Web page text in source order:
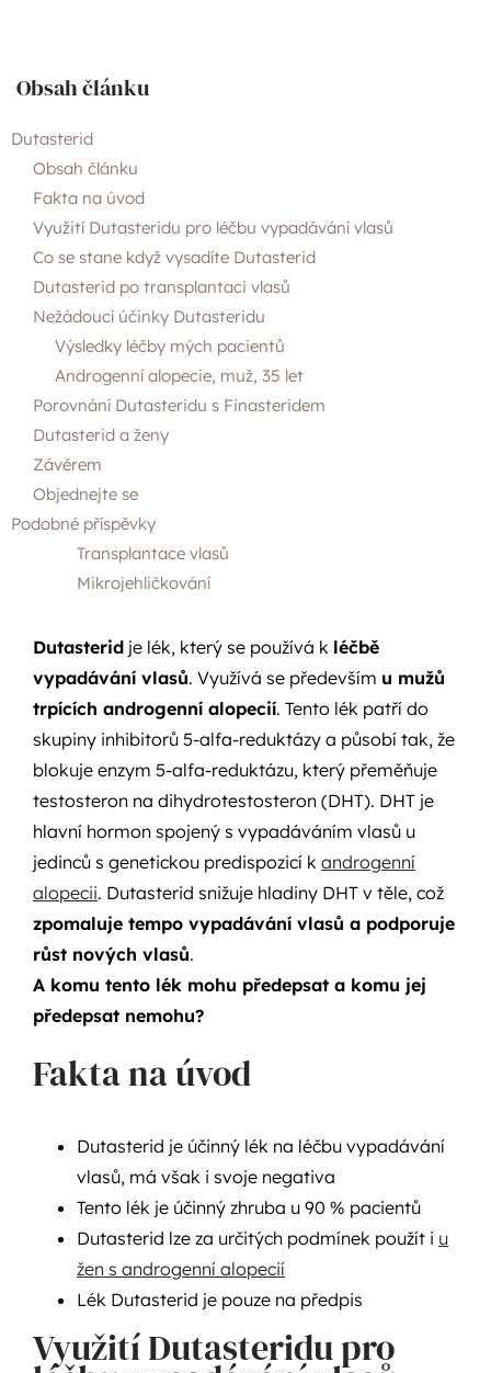
Obsah článku
Dutasterid
Obsah článku
Fakta na úvod
Využití Dutasteridu pro léčbu vypadávání vlasů
Co se stane když vysadíte Dutasterid
Dutasterid po transplantaci vlasů
Nežádoucí účinky Dutasteridu
Výsledky léčby mých pacientů
Androgenní alopecie, muž, 35 let
Porovnání Dutasteridu s Finasteridem
Dutasterid a ženy
Závěrem
Objednejte se
Podobné příspěvky
Transplantace vlasů
Mikrojehličkování
Dutasteridje lék, který se používá k léčbě
vypadávání vlasů. Využívá se především u mužů
trpících androgenní alopecií. Tento lék patří do
skupiny inhibitorů 5-alfa-reduktázy a působí tak, že
blokuje enzym 5-alfa-reduktázu, který přeměňuje
testosteron na dihydrotestosteron (DHT). DHT je
hlavní hormon spojený s vypadáváním vlasů u
jedinců s genetickou predispozicí k androgenní
alopecii. Dutasterid snižuje hladiny DHT v těle, což
zpomaluje tempo vypadávání vlasů a podporuje
růst nových vlasů.
A komu tento lék mohu předepsat a komu jej
předepsat nemohu?
Fakta na úvod
Dutasterid je účinný lék na léčbu vypadávání
vlasů, má však i svoje negativa
Tento lék je účinný zhruba u 90 % pacientů
Dutasterid lze za určitých podmínek použít i u
žen s androgenní alopecií
Lék Dutasterid je pouze na předpis
Využití Dutasteridu pro